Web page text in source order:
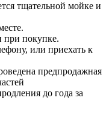
тщательной мойке и
при покупке.
или приехать к
предпродажная
до года за